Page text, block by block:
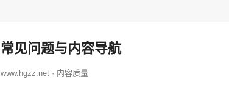
常见问题与内容导航
www.hgzz.net · 内容质量